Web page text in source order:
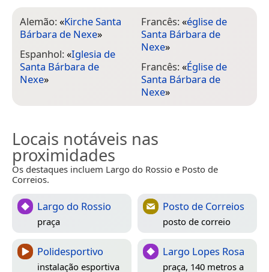
Alemão:«Kirche Santa
Bárbara de Nexe»
Espanhol:«Iglesia de
Santa Bárbara de
Nexe»
Francês:«église de
Santa Bárbara de
Nexe»
Francês:«Église de
Santa Bárbara de
Nexe»
Locais notáveis nas
proximidades
Os destaques incluem Largo do Rossio e Posto de
Correios.
Largo do Rossio
praça
Posto de Correios
posto de correio
Polidesportivo
instalação esportiva
Largo Lopes Rosa
praça, 140 metros a